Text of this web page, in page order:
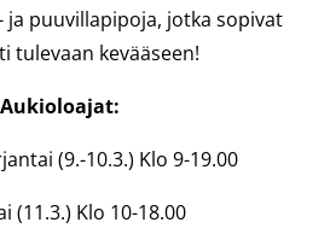
ja puuvillapipoja, jotka sopivat
tulevaan kevääseen!
Aukioloajat:
(9.-10.3.) Klo 9-19.00
(11.3.) Klo 10-18.00